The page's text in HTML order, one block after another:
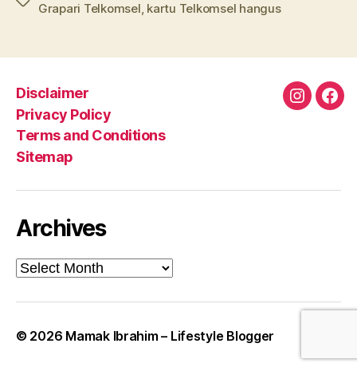
Grapari Telkomsel kartu Telkomsel hangus
Disclaimer
Privacy Policy
Terms and Conditions
Sitemap
Archives
Archives
© 2026 Mamak Ibrahim – Lifestyle Blogger